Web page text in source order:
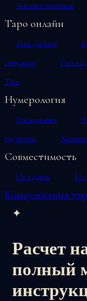
Тотемное животное
Таро онлайн
Таро Да/Нет
ситуацию
Таро
Нумерология
Число имени
год нумер.
Совместимость
По 2 датам По
Консультация
✦
Расчет
полный